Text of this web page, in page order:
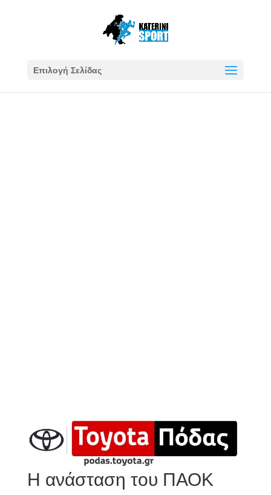
Επιλογή Σελίδας
Η ανάσταση του ΠΑΟΚ